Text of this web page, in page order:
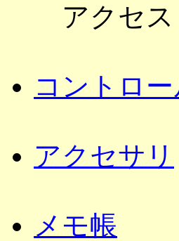
アクセス
コントロ
アクセサリ
メモ帳